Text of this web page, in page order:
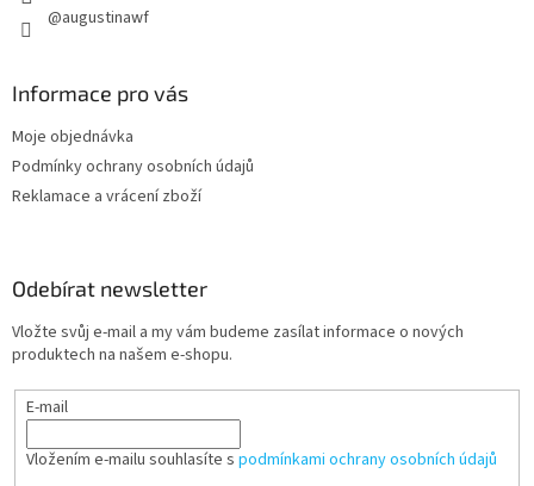
@augustinawf
Informace pro vás
Moje objednávka
Podmínky ochrany osobních údajů
Reklamace a vrácení zboží
Odebírat newsletter
Vložte svůj e-mail a my vám budeme zasílat informace o nových
produktech na našem e-shopu.
E-mail
Vložením e-mailu souhlasíte s podmínkami ochrany osobních údajů